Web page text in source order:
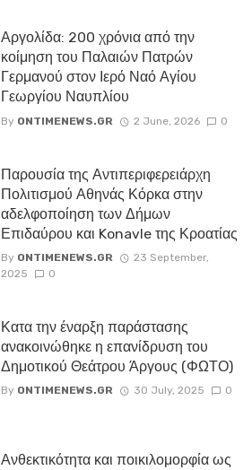
Αργολίδα: 200 χρόνια από την
κοίμηση του Παλαιών Πατρών
Γερμανού στον Ιερό Ναό Αγίου
Γεωργίου Ναυπλίου
By ONTIMENEWS.GR 2 June, 2026 0
Παρουσία της Αντιπεριφερειάρχη
Πολιτισμού Αθηνάς Κόρκα στην
αδελφοποίηση των Δήμων
Επιδαύρου και Konavle της Κροατίας
By ONTIMENEWS.GR
23 September,
2025
0
Κατα την έναρξη παράστασης
ανακοινώθηκε η επανίδρυση του
Δημοτικού Θεάτρου Άργους (ΦΩΤΟ)
By ONTIMENEWS.GR 30 July, 2025 0
Ανθεκτικότητα και ποικιλομορφία ως